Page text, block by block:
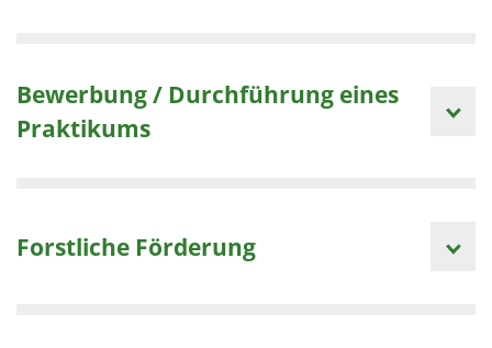
Bewerbung / Durchführung eines
Praktikums
Forstliche Förderung